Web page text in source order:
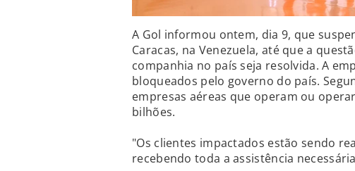
A Gol informou ontem, dia 9, que
Caracas, na Venezuela, até que a
companhia no país seja resolvida. A
bloqueados pelo governo do país.
empresas aéreas que operam ou
bilhões.
"Os clientes impactados estão sendo
recebendo toda a assistência